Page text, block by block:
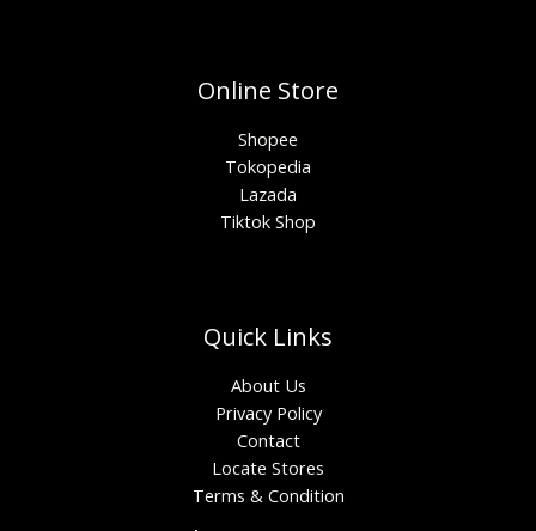
Online Store
Shopee
Tokopedia
Lazada
Tiktok Shop
Quick Links
About Us
Privacy Policy
Contact
Locate Stores
Terms & Condition